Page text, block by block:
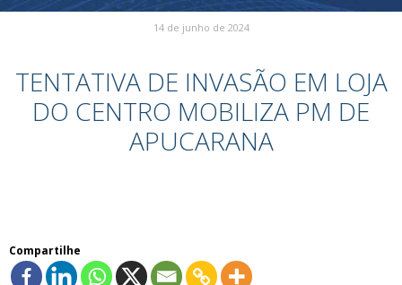
14 de junho de 2024
TENTATIVA DE INVASÃO EM LOJA
DO CENTRO MOBILIZA PM DE
APUCARANA
Compartilhe